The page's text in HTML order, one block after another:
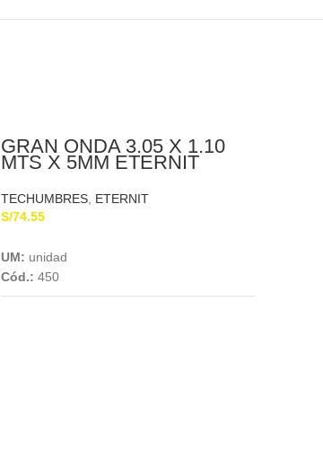
GRAN ONDA 3.05 X 1.10
MTS X 5MM ETERNIT
TECHUMBRES ETERNIT
S/74.55
UM: unidad
Cód.: 450